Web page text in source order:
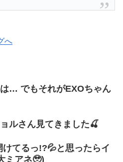
… でもそれがEXOちゃん
ルさん見てきました🍒
けてるっ!?💦と思ったらイ
ミアネ🥹)